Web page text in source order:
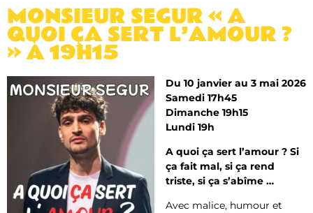
MONSIEUR SEGUR « A
QUOI ÇA SERT L’AMOUR ?
» À 19H15
Du 10 janvier au 3 mai 2026
Samedi 17h45
Dimanche 19h15
Lundi 19h
A quoi ça sert l’amour ? Si
ça fait mal, si ça rend
triste, si ça s’abîme …
Avec malice, humour et